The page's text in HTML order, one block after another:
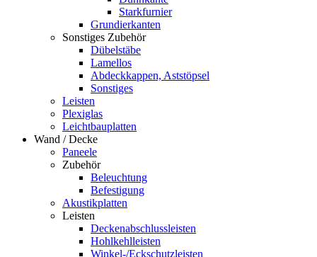
Starkfurnier
Grundierkanten
Sonstiges Zubehör
Dübelstäbe
Lamellos
Abdeckkappen, Aststöpsel
Sonstiges
Leisten
Plexiglas
Leichtbauplatten
Wand / Decke
Paneele
Zubehör
Beleuchtung
Befestigung
Akustikplatten
Leisten
Deckenabschlussleisten
Hohlkehlleisten
Winkel-/Eckschutzleisten